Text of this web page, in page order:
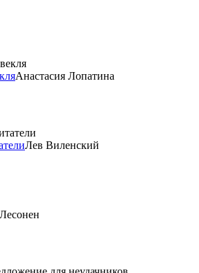
Анастасия Лопатина
Лев Виленский